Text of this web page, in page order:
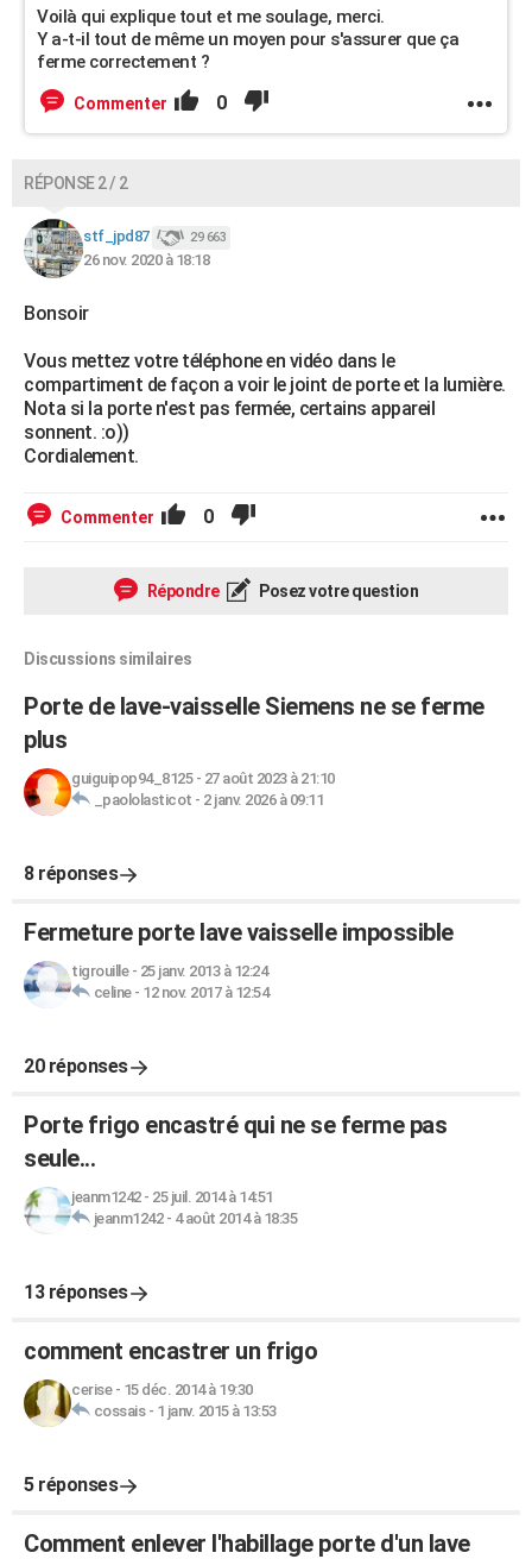
Voilà qui explique tout et me soulage, merci.
Y a-t-il tout de même un moyen pour s'assurer que ça
ferme correctement ?
Commenter 0
RÉPONSE 2 / 2
stf_jpd87 29 663
26 nov. 2020 à 18:18
Bonsoir
Vous mettez votre téléphone en vidéo dans le
compartiment de façon a voir le joint de porte et la lumière.
Nota si la porte n'est pas fermée, certains appareil
sonnent. :o))
Cordialement.
Commenter 0
Répondre Posez votre question
Discussions similaires
Porte de lave-vaisselle Siemens ne se ferme
plus
guiguipop94_8125- 27 août 2023 à 21:10
_paololasticot - 2 janv. 2026 à 09:11
8 réponses
Fermeture porte lave vaisselle impossible
tigrouille- 25 janv. 2013 à 12:24
celine- 12 nov. 2017 à 12:54
20 réponses
Porte frigo encastré qui ne se ferme pas
seule...
jeanm1242- 25 juil. 2014 à 14:51
jeanm1242- 4 août 2014 à 18:35
13 réponses
comment encastrer un frigo
cerise- 15 déc. 2014 à 19:30
cossais- 1 janv. 2015 à 13:53
5 réponses
Comment enlever l'habillage porte d'un lave